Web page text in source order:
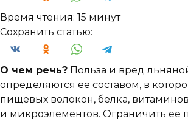
Время чтения: 15 минут
Сохранить статью:
О чем речь? Польза и вред
определяются ее составом, в
пищевых волокон, белка,
и микроэлементов. Ограничить ее